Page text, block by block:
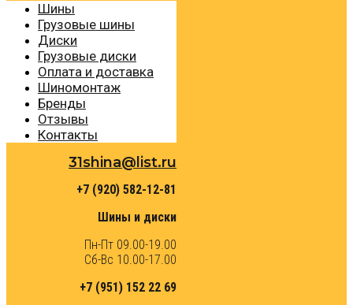
Шины
Грузовые шины
Диски
Грузовые диски
Оплата и доставка
Шиномонтаж
Бренды
Отзывы
Контакты
31shina@list.ru
+7 (920) 582-12-81
Шины и диски
Пн-Пт 09.00-19.00
Сб-Вс 10.00-17.00
+7 (951) 152 22 69